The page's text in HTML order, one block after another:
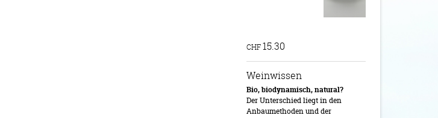
CHF15.30
Weinwissen
Bio, biodynamisch, natural?
Der Unterschied liegt in den
Anbaumethoden und der